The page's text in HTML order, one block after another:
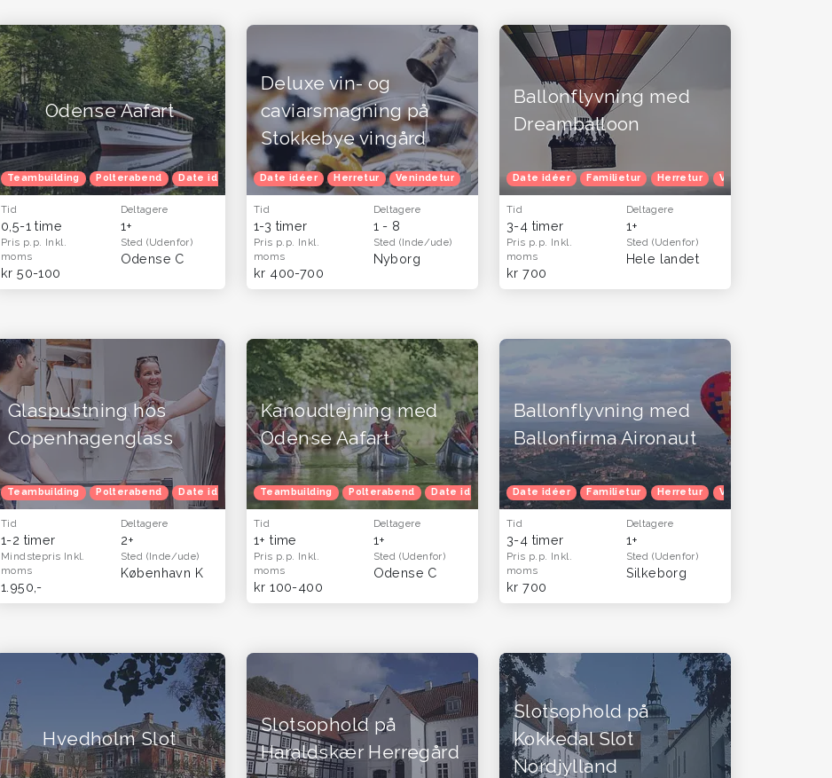
Familietur Herretur Venindetur Efterårferie
Odense Aafart
Teambuilding Polterabend Date idéer Familietur Herretur Venindetur Efterårferie
Tid
0,5-1 time
Deltagere
1+
Pris p.p. Inkl.
moms
kr 50-100
Sted (Udenfor)
Odense C
Deluxe vin- og
caviarsmagning på
Stokkebye vingård
Date idéer Herretur Venindetur Oplevelsesgavekort Oplevelsesgaver til hende
Tid
1-3 timer
Deltagere
1 - 8
Pris p.p. Inkl.
moms
kr 400-700
Sted (Inde/ude)
Nyborg
Ballonflyvning med
Dreamballoon
Date idéer Familietur Herretur Venindetur
Tid
3-4 timer
Deltagere
1+
Pris p.p. Inkl.
moms
kr 700
Sted (Udenfor)
Hele landet
Glaspustning hos
Copenhagenglass
Teambuilding Polterabend Date idéer Julefrokost Venindetur Efterårferie
Tid
1-2 timer
Deltagere
2+
Mindstepris Inkl.
moms
1.950,-
Sted (Inde/ude)
København K
Kanoudlejning med
Odense Aafart
Teambuilding Polterabend Date idéer Familietur Herretur Venindetur Efterårferie
Tid
1+ time
Deltagere
1+
Pris p.p. Inkl.
moms
kr 100-400
Sted (Udenfor)
Odense C
Ballonflyvning med
Ballonfirma Aironaut
Date idéer Familietur Herretur Venindetur
Tid
3-4 timer
Deltagere
1+
Pris p.p. Inkl.
moms
kr 700
Sted (Udenfor)
Silkeborg
Hvedholm Slot
Slotsophold på
Haraldskær Herregård
Slotsophold på
Kokkedal Slot
Nordjylland